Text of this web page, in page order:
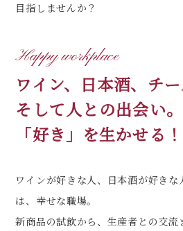
目指しませんか？
Happy workplace
ワイン、日本酒、チー
そして人との出会い。
「好き」を生かせる！
ワインが好きな人、日本酒が好きな
は、幸せな職場。
新商品の試飲から、生産者との交流